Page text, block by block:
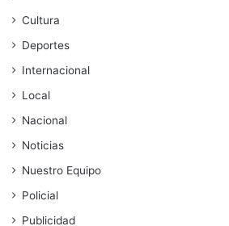
Cultura
Deportes
Internacional
Local
Nacional
Noticias
Nuestro Equipo
Policial
Publicidad